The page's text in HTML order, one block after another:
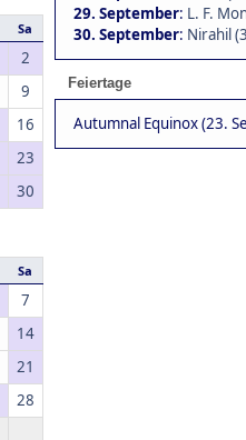
Sa
2
9
16
23
30
Sa
7
14
21
28
29. September: L. F.
30. September: Nirahil
Feiertage
Autumnal Equinox (23.